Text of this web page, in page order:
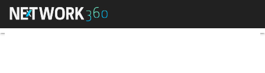
Insurance & banking: come